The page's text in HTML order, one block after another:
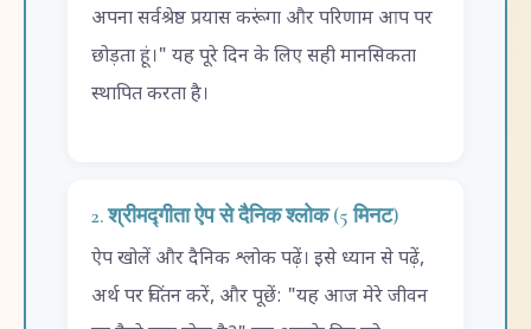
अपना सर्वश्रेष्ठ प्रयास करूंगा और परिणाम आप पर
छोड़ता हूं।" यह पूरे दिन के लिए सही मानसिकता
स्थापित करता है।
2. श्रीमद्गीता ऐप से दैनिक श्लोक (5 मिनट)
ऐप खोलें और दैनिक श्लोक पढ़ें। इसे ध्यान से पढ़ें,
अर्थ पर चिंतन करें, और पूछें: "यह आज मेरे जीवन